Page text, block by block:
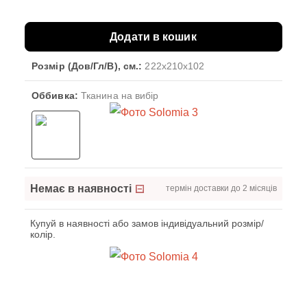
Розмір (Дов/Гл/В), см.: 222x210x102
Оббивка: Тканина на вибір
Немає в наявності термін доставки до 2 місяців
Купуй в наявності або замов індивідуальний розмір/
колір.
Додати в кошик